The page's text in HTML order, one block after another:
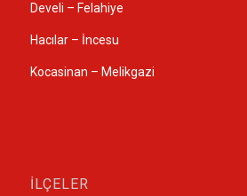
Develi – Felahiye
Hacılar – İncesu
Kocasinan – Melikgazi
İLÇELER